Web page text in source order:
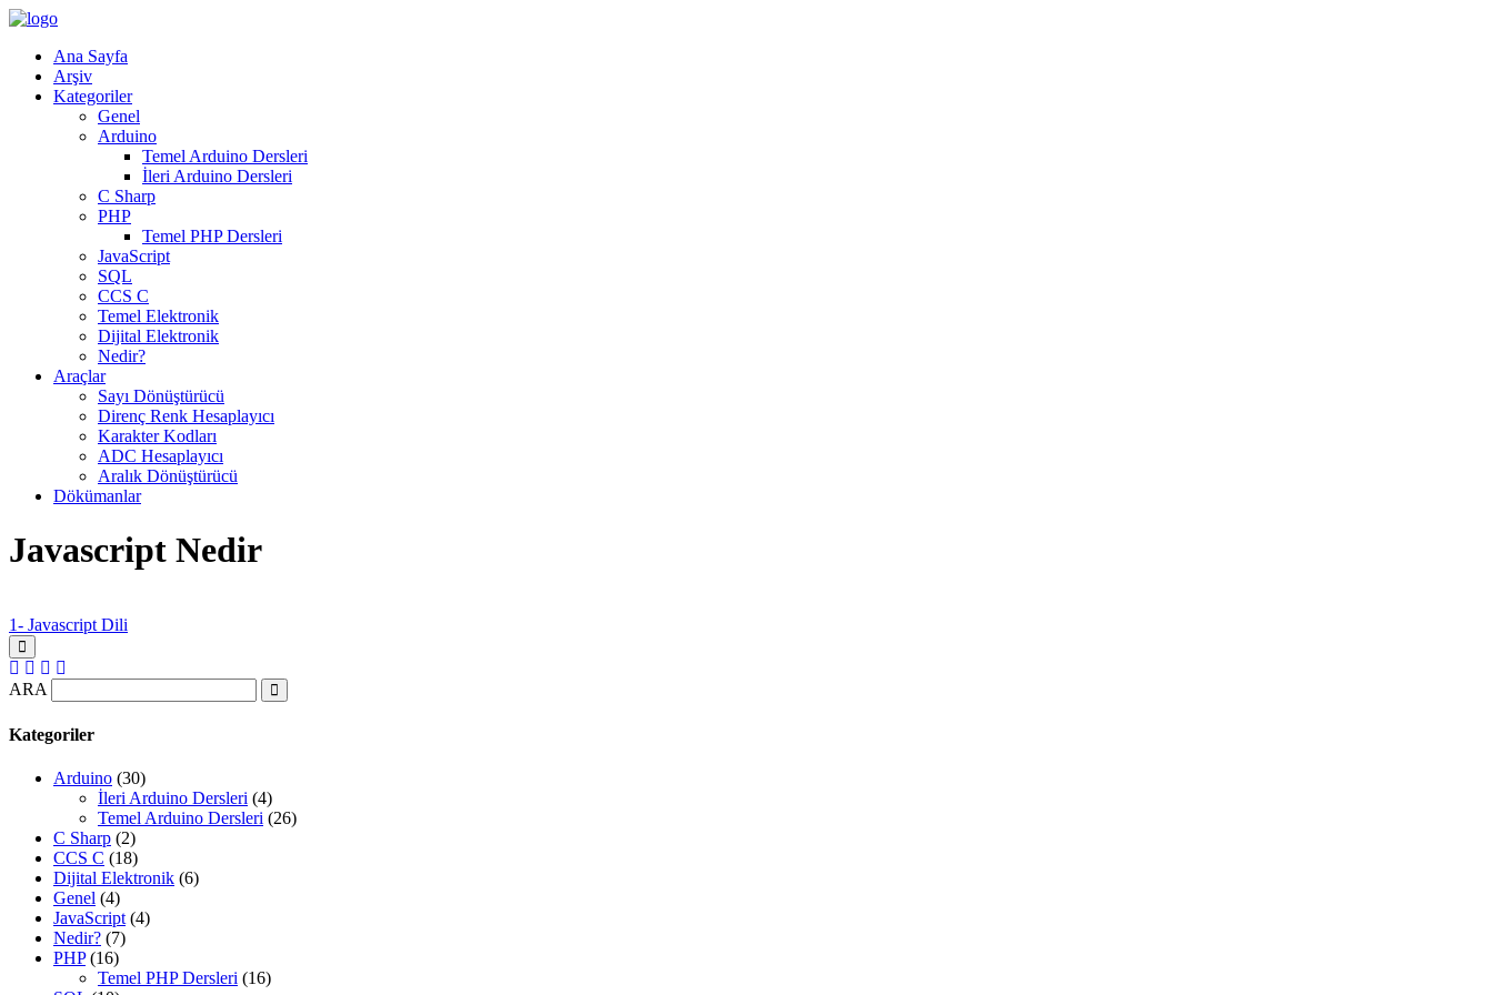
Ana Sayfa
Arşiv
Kategoriler
Genel
Arduino
Temel Arduino Dersleri
İleri Arduino Dersleri
C Sharp
PHP
Temel PHP Dersleri
JavaScript
SQL
CCS C
Temel Elektronik
Dijital Elektronik
Nedir?
Araçlar
Sayı Dönüştürücü
Direnç Renk Hesaplayıcı
Karakter Kodları
ADC Hesaplayıcı
Aralık Dönüştürücü
Dökümanlar
Javascript Nedir
1- Javascript Dili
ARA
Kategoriler
Arduino (30)
İleri Arduino Dersleri (4)
Temel Arduino Dersleri (26)
C Sharp (2)
CCS C (18)
Dijital Elektronik (6)
Genel (4)
JavaScript(4)
Nedir? (7)
PHP(16)
Temel PHP Dersleri (16)